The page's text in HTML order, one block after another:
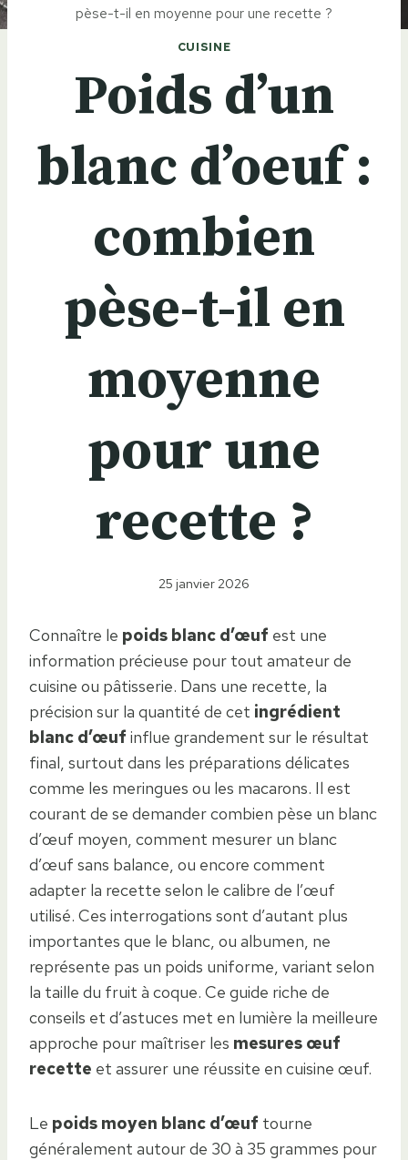
pèse-t-il en moyenne pour une recette ?
CUISINE
Poids d’un
blanc d’oeuf :
combien
pèse-t-il en
moyenne
pour une
recette ?
25 janvier 2026
Connaître le poids blanc d’œuf est une
information précieuse pour tout amateur de
cuisine ou pâtisserie. Dans une recette, la
précision sur la quantité de cet ingrédient
blanc d’œuf influe grandement sur le résultat
final, surtout dans les préparations délicates
comme les meringues ou les macarons. Il est
courant de se demander combien pèse un blanc
d’œuf moyen, comment mesurer un blanc
d’œuf sans balance, ou encore comment
adapter la recette selon le calibre de l’œuf
utilisé. Ces interrogations sont d’autant plus
importantes que le blanc, ou albumen, ne
représente pas un poids uniforme, variant selon
la taille du fruit à coque. Ce guide riche de
conseils et d’astuces met en lumière la meilleure
approche pour maîtriser les mesures œuf
recette et assurer une réussite en cuisine œuf.
Le poids moyen blanc d’œuf tourne
généralement autour de 30 à 35 grammes pour